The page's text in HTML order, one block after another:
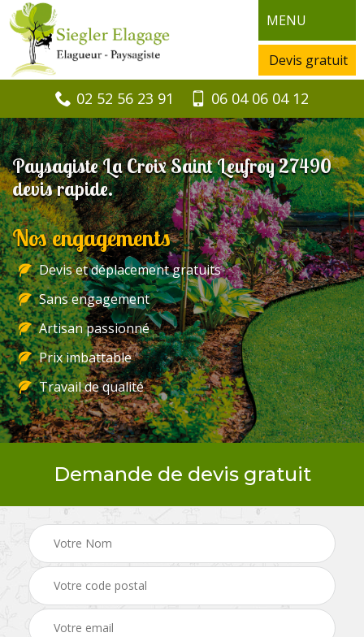
MENU
Devis gratuit
02 52 56 23 91 06 04 06 04 12
Paysagiste La Croix Saint Leufroy 27490
devis rapide.
Nos engagements
Devis et déplacement gratuits
Sans engagement
Artisan passionné
Prix imbattable
Travail de qualité
Demande de devis gratuit